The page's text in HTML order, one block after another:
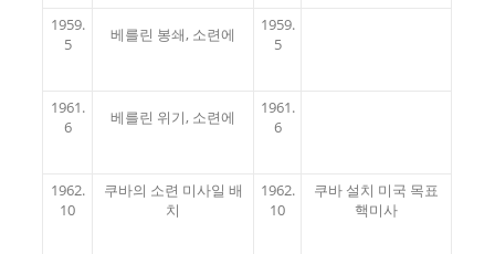
1959.
5
베를린 봉쇄, 소련에
1959.
5
1961.
6
베를린 위기, 소련에
1961.
6
1962.
10
쿠바의 소련 미사일 배
치
1962.
10
쿠바 설치 미국 목표
핵미사